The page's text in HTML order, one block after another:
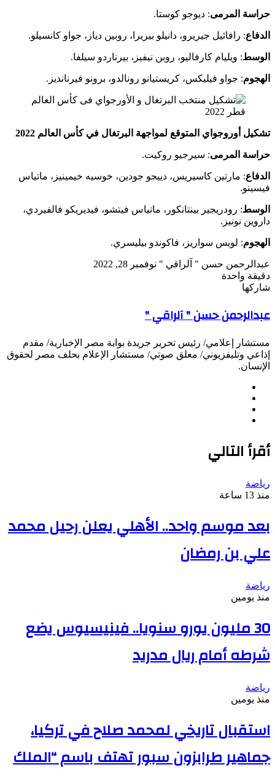
حراسة المرمى: ديوجو كوستا.
الدفاع: رافائيل جيريرو، دانيلو بيريرا، روبين دياز، جواو كانسيلو.
الوسط: ويليام كارفاليو، روبن نيفيز، بيرناردو سيلفا.
الهجوم: جواو فيليكس، كريستيانو رونالدو، برونو فيرنانديز.
تشكيل أوروجواي المتوقع لمواجهة البرتغال في كأس العالم 2022
حراسة المرمى: سيرجيو روكيت.
الدفاع: مارتين كاسيريس، دييجو جودين، خوسيه خيمينيز، ماتياس
فيسينو.
الوسط: رودريجير بينتانكور، ماتياس فيتشو، فيديريكو فالفيردي،
داروين نونيز.
الهجوم: لويس سواريز، فاكوندو بيليسري.
عبدالرحمن حسن " آلراقي " تابع
أرسل
نوفمبر 28, 2022
دقيقة واحدة
فيسبوك
‫X
لينكدإن
بينتيريست
‫Pocket
واتساب
تيلقرام
ڤايبر
لاين
شاركها
البريد
عبدالرحمن حسن " آلراقي "
مستشار إعلامي/ رئيس تحرير جريدة بوابة مصر الإخبارية/ مقدم
إذاعي وتليفزيوني/ معلق صوتي/ مستشار الإعلام بحلف مصر لحقوق
الإنسان.
أقرأ التالي
رياضة
منذ 13 ساعة
بعد موسم واحد.. الأهلي يعلن رحيل محمد
علي بن رمضان
رياضة
منذ يومين
30 مليون يورو سنويا.. فينيسيوس يضع
شرطه أمام ريال مدريد
رياضة
منذ يومين
استقبال تاريخي لمحمد صلاح في تركيا،
جماهير طرابزون سبور تهتف باسم “الملك